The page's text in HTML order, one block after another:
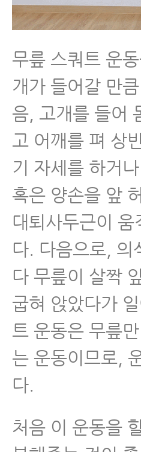
무릎 스쿼트 운
개가 들어갈 만
음, 고개를 들어
고 어깨를 펴 상
기 자세를 하거
혹은 양손을 앞
대퇴사두근이
다. 다음으로, 의
다 무릎이 살짝
굽혀 앉았다가
트 운동은 무릎
는 운동이므로,
다.
처음 이 운동을